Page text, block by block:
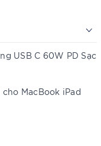
USB C 60W PD Sạc
MacBook iPad